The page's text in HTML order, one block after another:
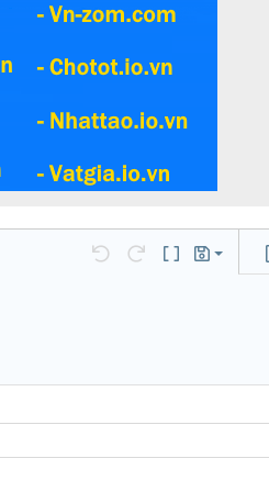
Undo Redo Toggle BB
Bản thảo
Lưu nháp